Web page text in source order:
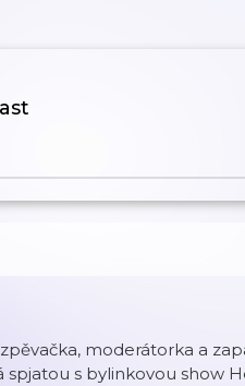
moderátorka a
s bylinkovou show